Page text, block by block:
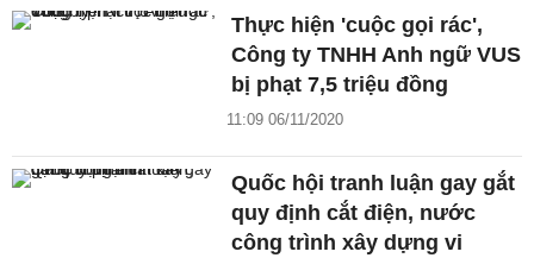
Thực hiện 'cuộc gọi rác',
Công ty TNHH Anh ngữ VUS
bị phạt 7,5 triệu đồng
11:09 06/11/2020
Quốc hội tranh luận gay gắt
quy định cắt điện, nước
công trình xây dựng vi